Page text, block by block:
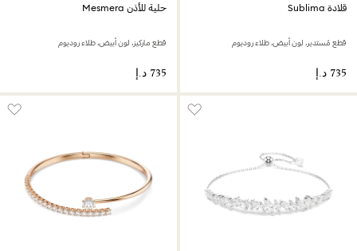
قلادة Sublima
قطع مُستدير، لون أبيض، طلاء روديوم
حلية للأذن Mesmera
قطع ماركيز، لون أبيض، طلاء روديوم